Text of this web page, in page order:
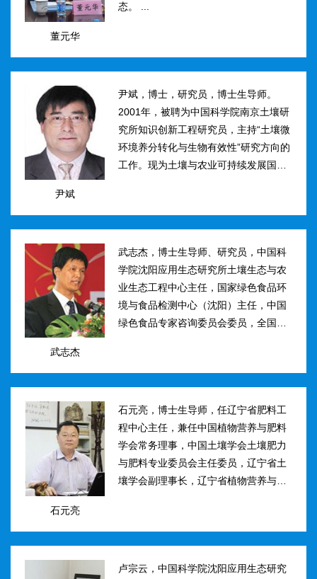
董元华
态。 ...
尹斌
尹斌，博士，研究员，博士生导师。
2001年，被聘为中国科学院南京土壤研
究所知识创新工程研究员，主持“土壤微
环境养分转化与生物有效性”研究方向的
工作。现为土壤与农业可持续发展国家
影...
武志杰
武志杰，博士生导师、研究员，中国科
学院沈阳应用生态研究所土壤生态与农
业生态工程中心主任，国家绿色食品环
境与食品检测中心（沈阳）主任，中国
绿色食品专家咨询委员会委员，全国肥
学调控、新型缓控释肥料研制；土壤...
石元亮
石元亮，博士生导师，任辽宁省肥料工
程中心主任，兼任中国植物营养与肥料
学会常务理事，中国土壤学会土壤肥力
与肥料专业委员会主任委员，辽宁省土
壤学会副理事长，辽宁省植物营养与肥
家“十二五&rdqu...
卢宗云，中国科学院沈阳应用生态研究